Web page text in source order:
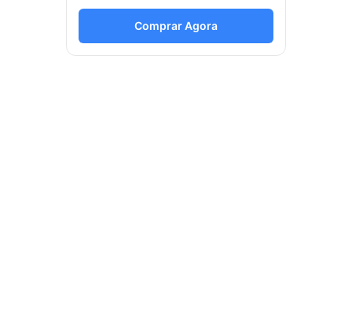
Comprar Agora